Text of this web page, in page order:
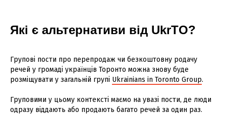
Які є альтернативи від UkrTO?
Групові пости про перепродаж чи безкоштовну родачу
речей у громаді українців Торонто можна знову буде
розміщувати у загальній групі Ukrainians in Toronto Group.
Груповими у цьому контексті маємо на увазі пости, де люди
одразу віддають або продають багато речей за один раз.